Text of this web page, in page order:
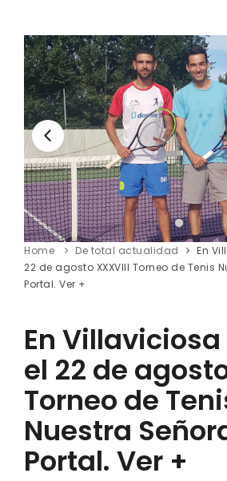
Home De total actualidad
En
22 de agosto XXXVIII Torneo de Tenis
Portal. Ver +
En
el 22 de
Torneo de
Nuestra
Portal. Ver +